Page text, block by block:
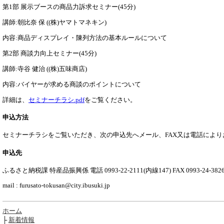
第1部 展示ブースの商品力訴求セミナー(45分)
講師:朝比奈 保 ((株)ヤマトマネキン)
内容:商品ディスプレイ・陳列方法の基本ルールについて
第2部 商談力向上セミナー(45分)
講師:寺谷 健治 ((株)五味商店)
内容:バイヤーが求める商談のポイントについて
詳細は、 セミナーチラシ.pdfをご覧ください。
申込方法
セミナーチラシをご覧いただき、次の申込先へメール、FAX又は電話により
申込先
ふるさと納税課 特産品振興係 電話 0993-22-2111(内線147) FAX 0993-24-3826
mail : furusato-tokusan@city.ibusuki.jp
ホーム
├ 新着情報